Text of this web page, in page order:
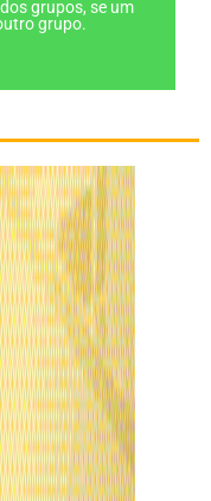
grupos, se um
grupo.